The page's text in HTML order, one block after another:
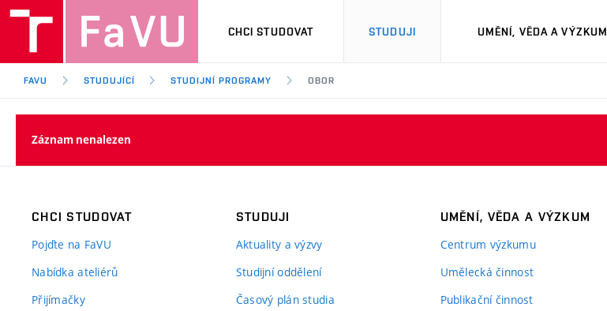
CHCI STUDOVAT STUDUJI UMĚNÍ, VĚDA A VÝZKUM
FAVU STUDUJÍCÍ STUDIJNÍ PROGRAMY OBOR
Záznam nenalezen
CHCI STUDOVAT
Pojďte na FaVU
Nabídka ateliérů
Přijímačky
STUDUJI
Aktuality a výzvy
Studijní oddělení
Časový plán studia
UMĚNÍ, VĚDA A VÝZKUM
Centrum výzkumu
Umělecká činnost
Publikační činnost